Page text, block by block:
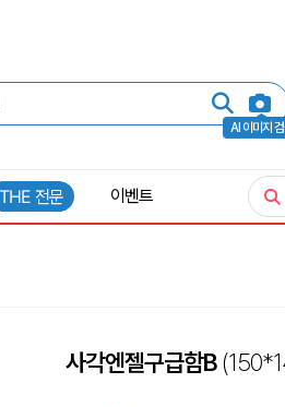
AI 이미지
THE 전문 이벤트
사각엔젤구급함B